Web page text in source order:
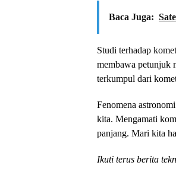
Baca Juga:
Studi terhadap
membawa petunjuk
terkumpul dari
Fenomena
kita. Mengamati
panjang. Mari kita
Ikuti terus berita